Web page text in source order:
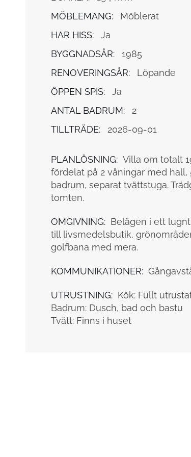
MÖBLEMANG:
Möblerat
HAR HISS:
Ja
BYGGNADSÅR:
1985
RENOVERINGSÅR:
Löpande
ÖPPEN SPIS:
Ja
ANTAL BADRUM:
2
TILLTRÄDE: 2026-09-01
PLANLÖSNING: Villa om totalt
fördelat på 2 våningar med
badrum, separat tvättstuga.
tomten.
OMGIVNING: Belägen i ett
till livsmedelsbutik,
golfbana med mera.
KOMMUNIKATIONER:
UTRUSTNING: Kök: Fullt
Badrum: Dusch, bad och bastu
Tvätt: Finns i huset